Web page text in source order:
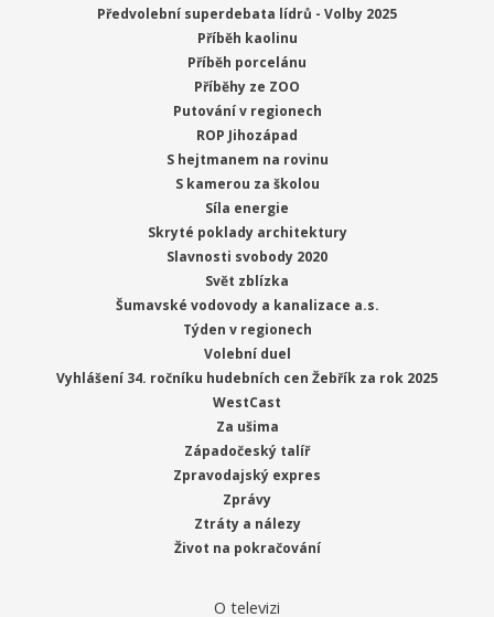
Předvolební superdebata lídrů - Volby 2025
Příběh kaolinu
Příběh porcelánu
Příběhy ze ZOO
Putování v regionech
ROP Jihozápad
S hejtmanem na rovinu
S kamerou za školou
Síla energie
Skryté poklady architektury
Slavnosti svobody 2020
Svět zblízka
Šumavské vodovody a kanalizace a.s.
Týden v regionech
Volební duel
Vyhlášení 34. ročníku hudebních cen Žebřík za rok 2025
WestCast
Za ušima
Západočeský talíř
Zpravodajský expres
Zprávy
Ztráty a nálezy
Život na pokračování
O televizi